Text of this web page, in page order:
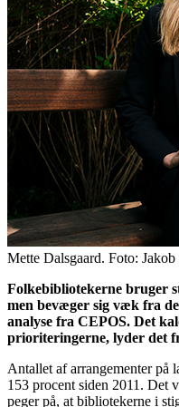
Mette Dalsgaard. Foto:
Folkebibliotekerne bruger
men bevæger sig væk fra
analyse fra CEPOS. Det
prioriteringerne, lyder det
Antallet af arrangementer på
153 procent siden 2011. Det
peger på, at bibliotekerne i